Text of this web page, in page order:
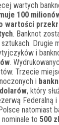
wartych
100
wartości
. Banknot
Drugie
i
.
Trzecie
i
, który
Federalną i
natomiast
to 500